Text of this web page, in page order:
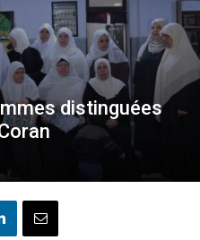
distinguées